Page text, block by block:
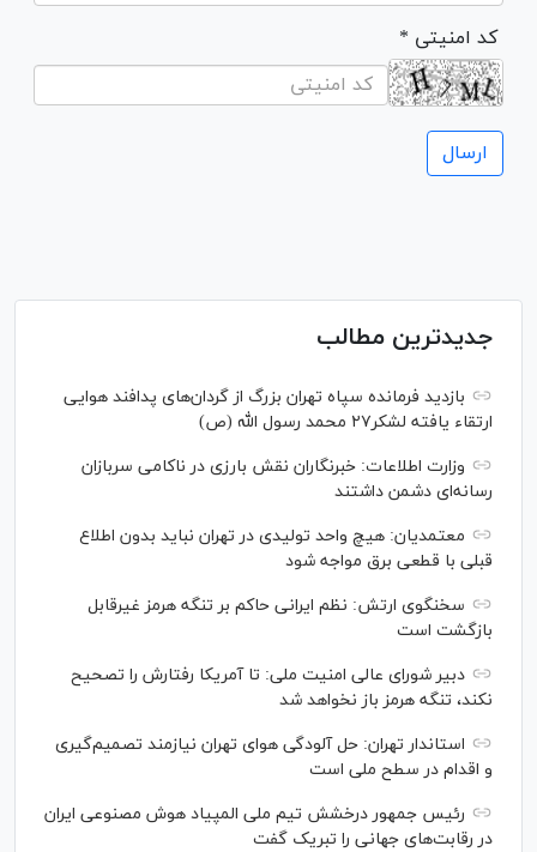
* کد امنیتی
جدیدترین مطالب
بازدید فرمانده سپاه تهران بزرگ از گردان‌های پدافند هوایی
ارتقاء یافته لشکر۲۷ محمد رسول الله (ص)
وزارت اطلاعات: خبرنگاران نقش بارزی در ناکامی سربازان
رسانه‌ای دشمن داشتند
معتمدیان: هیچ واحد تولیدی در تهران نباید بدون اطلاع
قبلی با قطعی برق مواجه شود
سخنگوی ارتش: نظم ایرانی حاکم بر تنگه هرمز غیرقابل
بازگشت است
دبیر شورای عالی امنیت ملی: تا آمریکا رفتارش را تصحیح
نکند، تنگه هرمز باز نخواهد شد
استاندار تهران: حل آلودگی هوای تهران نیازمند تصمیم‌گیری
و اقدام در سطح ملی است
رئیس جمهور درخشش تیم ملی المپیاد هوش مصنوعی ایران
در رقابت‌های جهانی را تبریک گفت